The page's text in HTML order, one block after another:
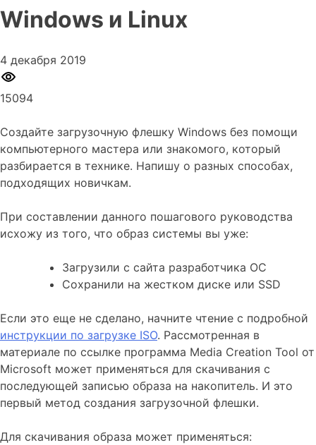
Windows и Linux
4 декабря 2019
15094
Создайте загрузочную флешку Windows без помощи
компьютерного мастера или знакомого, который
разбирается в технике. Напишу о разных способах,
подходящих новичкам.
При составлении данного пошагового руководства
исхожу из того, что образ системы вы уже:
Загрузили с сайта разработчика ОС
Сохранили на жестком диске или SSD
Если это еще не сделано, начните чтение с подробной
инструкции по загрузке ISO. Рассмотренная в
материале по ссылке программа Media Creation Tool от
Microsoft может применяться для скачивания с
последующей записью образа на накопитель. И это
первый метод создания загрузочной флешки.
Для скачивания образа может применяться: